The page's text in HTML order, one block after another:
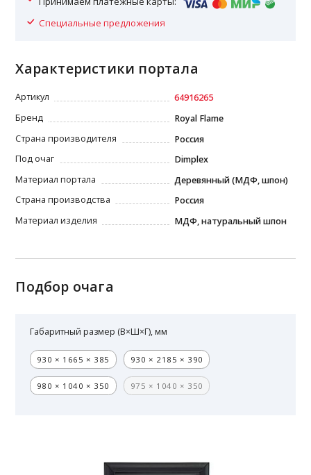
Специальные предложения
Характеристики портала
Артикул
64916265
Бренд
Royal Flame
Страна производителя
Россия
Под очаг
Dimplex
Материал портала
Деревянный (МДФ, шпон)
Страна производства
Россия
Материал изделия
МДФ, натуральный шпон
Подбор очага
Габаритный размер (В×Ш×Г), мм
930 × 1665 × 385 930 × 2185 × 390
980 × 1040 × 350 975 × 1040 × 350